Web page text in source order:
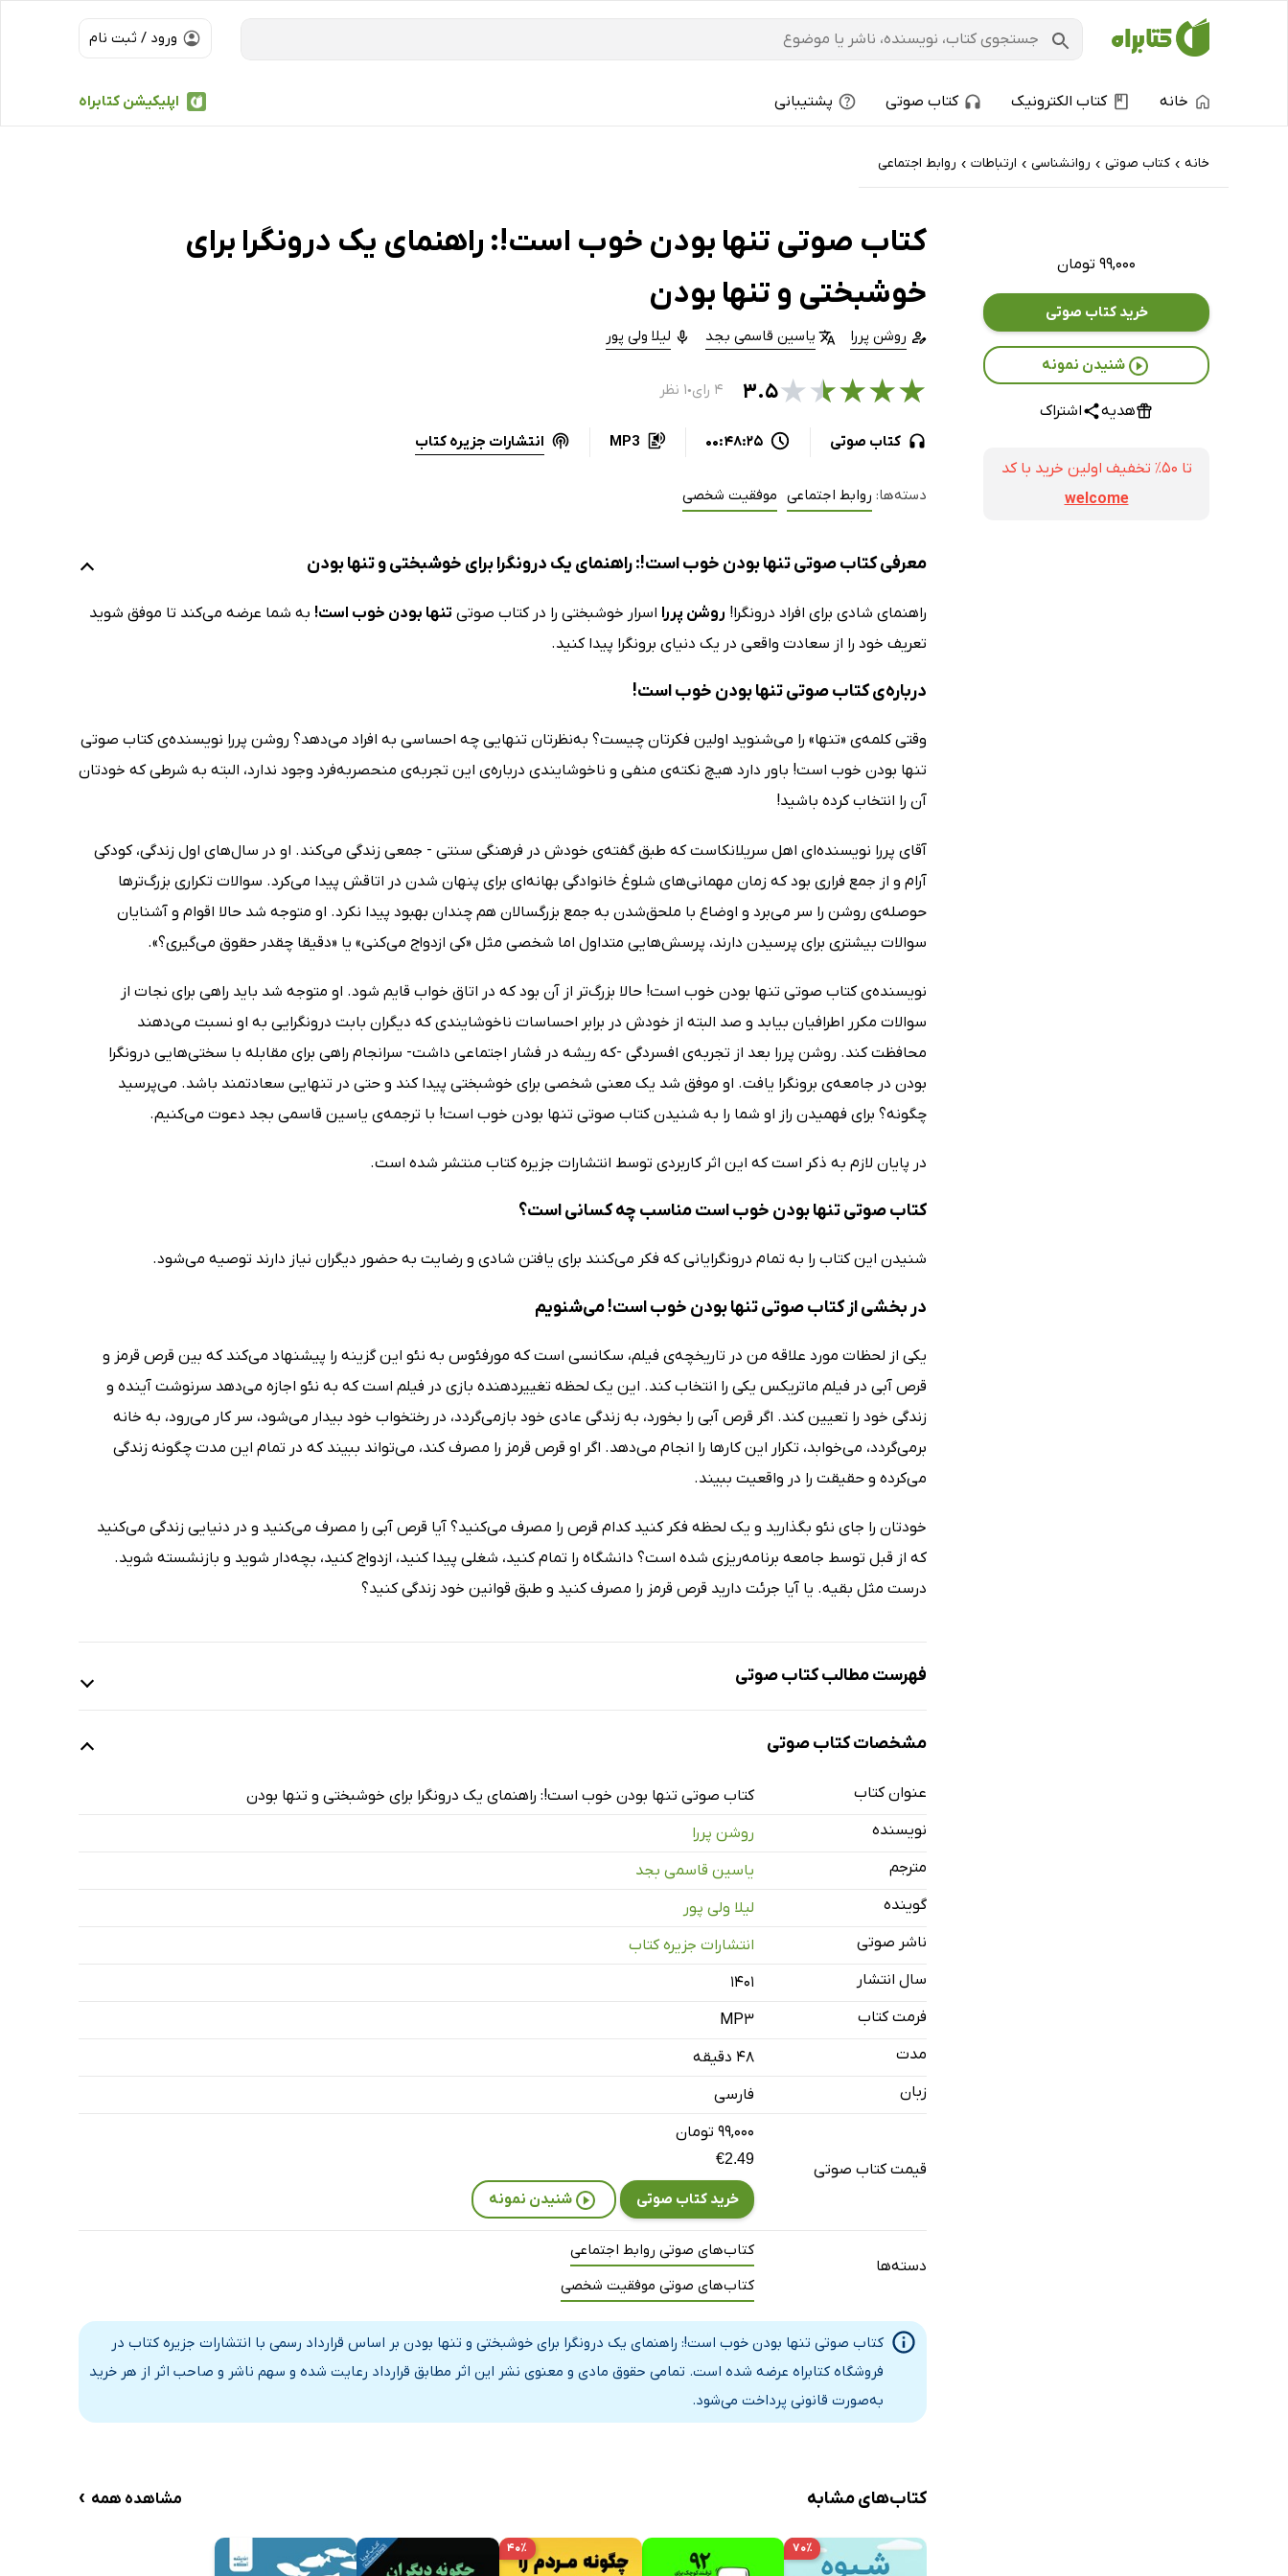
ورود / ثبت نام
اپلیکیشن کتابراه خانه کتاب الکترونیک کتاب صوتی پشتیبانی
خانه › کتاب‌ صوتی › روانشناسی › ارتباطات › روابط اجتماعی
۹۹,۰۰۰ تومان
خرید کتاب صوتی
شنیدن نمونه
هدیه اشتراک
تا ۵۰٪ تخفیف اولین خرید با کد
welcome
کتاب صوتی تنها بودن خوب است!: راهنمای یک درونگرا برای
خوشبختی و تنها بودن
روشن پررا یاسین قاسمی بجد لیلا ولی پور
★
★
★
★
★۳.۵ ۴ رای ● ۱ نظر
کتاب صوتی 00:48:25
MP3 انتشارات جزیره کتاب
دسته‌ها: روابط اجتماعی موفقیت شخصی
معرفی کتاب صوتی تنها بودن خوب است!: راهنمای یک درونگرا برای خوشبختی و تنها بودن
راهنمای شادی برای افراد درونگرا! روشن پررا اسرار خوشبختی را در کتاب صوتی تنها بودن خوب است! به شما عرضه می‌کند تا موفق شوید
تعریف خود را از سعادت واقعی در یک دنیای برونگرا پیدا کنید.
درباره‌ی کتاب صوتی تنها بودن خوب است!
وقتی کلمه‌ی «تنها» را می‌شنوید اولین فکرتان چیست؟ به‌نظرتان تنهایی چه احساسی به افراد می‌دهد؟ روشن پررا نویسنده‌ی کتاب صوتی
تنها بودن خوب است! باور دارد هیچ نکته‌ی منفی و ناخوشایندی درباره‌ی این تجربه‌ی منحصربه‌فرد وجود ندارد، البته به شرطی که خودتان
آن را انتخاب کرده باشید!
آقای پررا نویسنده‌ای اهل سریلانکاست که طبق گفته‌ی خودش در فرهنگی سنتی - جمعی زندگی می‌کند. او در سال‌های اول زندگی، کودکی
آرام و از جمع فراری بود که زمان مهمانی‌های شلوغ خانوادگی بهانه‌ای برای پنهان شدن در اتاقش پیدا می‌کرد. سوالات تکراری بزرگ‌ترها
حوصله‌ی روشن را سر می‌برد و اوضاع با ملحق‌شدن به جمع بزرگسالان هم چندان بهبود پیدا نکرد. او متوجه شد حالا اقوام و آشنایان
سوالات بیشتری برای پرسیدن دارند، پرسش‌هایی متداول اما شخصی مثل «کی ازدواج می‌کنی» یا «دقیقا چقدر حقوق می‌گیری؟».
نویسنده‌ی کتاب صوتی تنها بودن خوب است! حالا بزرگ‌تر از آن بود که در اتاق خواب قایم شود. او متوجه شد باید راهی برای نجات از
سوالات مکرر اطرافیان بیابد و صد البته از خودش در برابر احساسات ناخوشایندی که دیگران بابت درونگرایی به او نسبت می‌دهند
محافظت کند. روشن پررا بعد از تجربه‌ی افسردگی -که ریشه در فشار اجتماعی داشت- سرانجام راهی برای مقابله با سختی‌هایی درونگرا
بودن در جامعه‌ی برونگرا یافت. او موفق شد یک معنی شخصی برای خوشبختی پیدا کند و حتی در تنهایی سعادتمند باشد. می‌پرسید
چگونه؟ برای فهمیدن راز او شما را به شنیدن کتاب صوتی تنها بودن خوب است! با ترجمه‌ی یاسین قاسمی بجد دعوت می‌کنیم.
در پایان لازم به ذکر است که این اثر کاربردی توسط انتشارات جزیره کتاب منتشر شده است.
کتاب صوتی تنها بودن خوب است مناسب چه کسانی است؟
شنیدن این کتاب را به تمام درونگرایانی که فکر می‌کنند برای یافتن شادی و رضایت به حضور دیگران نیاز دارند توصیه می‌شود.
در بخشی از کتاب صوتی تنها بودن خوب است! می‌شنویم
یکی از لحظات مورد علاقه من در تاریخچه‌ی فیلم، سکانسی است که مورفئوس به نئو این گزینه را پیشنهاد می‌کند که بین قرص قرمز و
قرص آبی در فیلم ماتریکس یکی را انتخاب کند. این یک لحظه تغییردهنده بازی در فیلم است که به نئو اجازه می‌دهد سرنوشت آینده و
زندگی خود را تعیین کند. اگر قرص آبی را بخورد، به زندگی عادی خود بازمی‌گردد، در رختخواب خود بیدار می‌شود، سر کار می‌رود، به خانه
برمی‌گردد، می‌خوابد، تکرار این کارها را انجام می‌دهد. اگر او قرص قرمز را مصرف کند، می‌تواند ببیند که در تمام این مدت چگونه زندگی
می‌کرده و حقیقت را در واقعیت ‌ببیند.
خودتان را جای نئو بگذارید و یک لحظه فکر کنید کدام قرص را مصرف می‌کنید؟ آیا قرص آبی را مصرف می‌کنید و در دنیایی زندگی می‌کنید
که از قبل توسط جامعه برنامه‌ریزی شده است؟ دانشگاه را تمام کنید، شغلی پیدا کنید، ازدواج کنید، بچه‌دار شوید و بازنشسته شوید.
درست مثل بقیه. یا آیا جرئت دارید قرص قرمز را مصرف کنید و طبق قوانین خود زندگی کنید؟
فهرست مطالب کتاب صوتی
نمونه
بخش اول
بخش دوم
بخش سوم
مشخصات کتاب صوتی
عنوان کتاب
کتاب صوتی تنها بودن خوب است!: راهنمای یک درونگرا برای خوشبختی و تنها بودن
نویسنده
روشن پررا
مترجم
یاسین قاسمی بجد
گوینده
لیلا ولی پور
ناشر صوتی
انتشارات جزیره کتاب
سال انتشار
۱۴۰۱
فرمت کتاب
MP3
مدت
۴۸ دقیقه
زبان
فارسی
قیمت کتاب صوتی
۹۹,۰۰۰ تومان
€2.49
خرید کتاب صوتی شنیدن نمونه
دسته‌ها
کتاب‌های صوتی روابط اجتماعی
کتاب‌های صوتی موفقیت شخصی
کتاب صوتی تنها بودن خوب است!: راهنمای یک درونگرا برای خوشبختی و تنها بودن بر اساس قرارداد رسمی با انتشارات جزیره کتاب در
فروشگاه کتابراه عرضه شده است. تمامی حقوق مادی و معنوی نشر این اثر مطابق قرارداد رعایت شده و سهم ناشر و صاحب اثر از هر خرید
به‌صورت قانونی پرداخت می‌شود.
کتاب‌های مشابه مشاهده همه ›
۷۰٪ ۴۰٪